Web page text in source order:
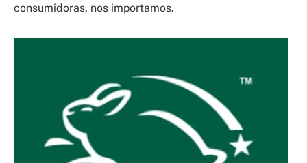
consumidoras, nos importamos.